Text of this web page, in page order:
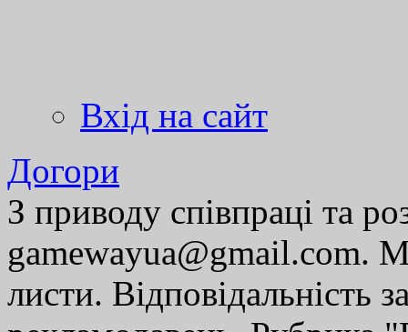
Вхід на сайт
Догори
З приводу співпраці та
gamewayua@gmail.com.
листи. Відповідальність